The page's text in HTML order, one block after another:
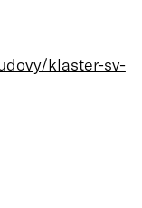
klaster-sv-